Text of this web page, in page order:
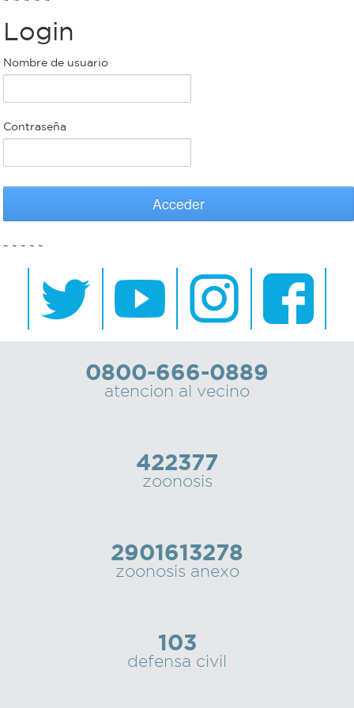
Bromatología
Rentas
Municipal
bondi
Recorrido
colectivos
Recarga
Personal
municipal
Login
Nombre de usuario
Contraseña
Acceder
~ ~ ~ ~ ~
0800-666-0889
atencion al vecino
422377
zoonosis
2901613278
zoonosis anexo
103
defensa civil